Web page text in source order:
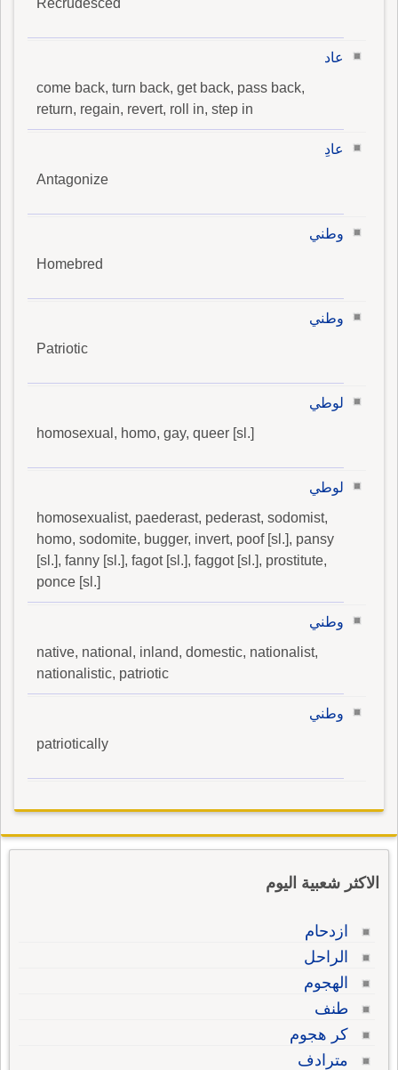
Recrudesced
عاد
come back, turn back, get back, pass back,
return, regain, revert, roll in, step in
عادِ
Antagonize
وطني
Homebred
وطني
Patriotic
لوطي
homosexual, homo, gay, queer [sl.]
لوطي
homosexualist, paederast, pederast, sodomist,
homo, sodomite, bugger, invert, poof [sl.], pansy
[sl.], fanny [sl.], fagot [sl.], faggot [sl.], prostitute,
ponce [sl.]
وطني
native, national, inland, domestic, nationalist,
nationalistic, patriotic
وطني
patriotically
الاكثر شعبية اليوم
ازدحام
الراحل
الهجوم
طنف
كر هجوم
مترادف